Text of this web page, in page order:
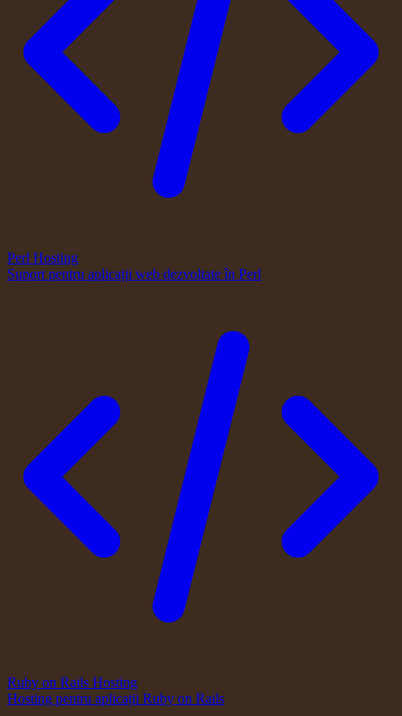
Perl Hosting
Suport pentru aplicații web dezvoltate în Perl
Ruby on Rails Hosting
Hosting pentru aplicații Ruby on Rails